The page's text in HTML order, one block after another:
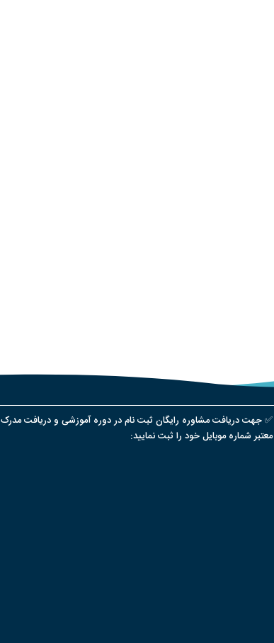
✅ جهت دریافت مشاوره رایگان ثبت نام در دوره آموزشی و دریافت مدرک
معتبر شماره موبایل خود را ثبت نمایید: